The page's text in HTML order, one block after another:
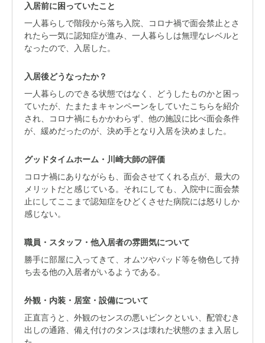
入居前に困っていたこと
一人暮らしで階段から落ち入院、コロナ禍で面会禁止とさ
れたら一気に認知症が進み、一人暮らしは無理なレベルと
なったので、入居した。
入居後どうなったか？
一人暮らしのできる状態ではなく、どうしたものかと困っ
ていたが、たまたまキャンペーンをしていたこちらを紹介
され、コロナ禍にもかかわらず、他の施設に比べ面会条件
が、緩めだったのが、決め手となり入居を決めました。
グッドタイムホーム・川崎大師の評価
コロナ禍にありながらも、面会させてくれる点が、最大の
メリットだと感じている。それにしても、入院中に面会禁
止にしてここまで認知症をひどくさせた病院には怒りしか
感じない。
職員・スタッフ・他入居者の雰囲気について
勝手に部屋に入ってきて、オムツやパッド等を物色して持
ち去る他の入居者がいるようである。
外観・内装・居室・設備について
正直言うと、外観のセンスの悪いビンクといい、配管むき
出しの通路、備え付けのタンスは壊れた状態のまま入居し